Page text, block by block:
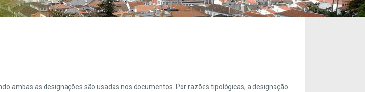
ambas as designações são usadas nos documentos. Por razões tipológicas, a designação